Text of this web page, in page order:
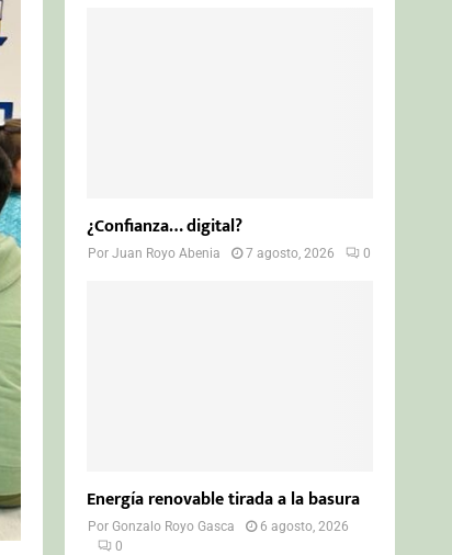
¿Confianza… digital?
PorJuan Royo Abenia 7 agosto, 2026 0
Energía renovable tirada a la basura
PorGonzalo Royo Gasca
6 agosto, 2026
0